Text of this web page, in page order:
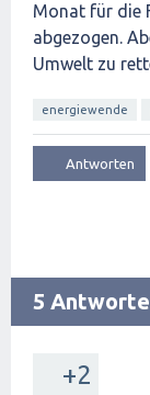
Monat für die
abgezogen.
Umwelt zu
energiewende
5
+2